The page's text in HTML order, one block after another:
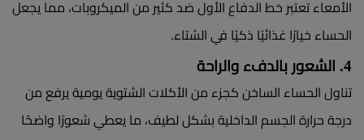
الأمعاء تعتبر خط الدفاع الأول ضد كثير من الميكروبات، مما يجعل
الحساء خيارًا غذائيًا ذكيًا في الشتاء.
4. الشعور بالدفء والراحة
تناول الحساء الساخن كجزء من الأكلات الشتوية يومية يرفع من
درجة حرارة الجسم الداخلية بشكل لطيف، ما يعطي شعورًا واضحًا